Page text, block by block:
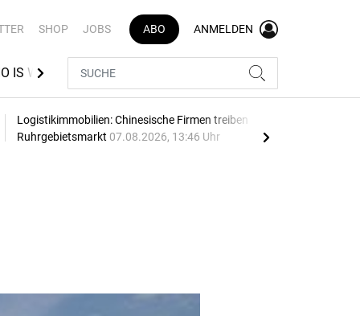
SHOP JOBS ABO ANMELDEN
IS WHO LOGISTIK BEST AZUBI
Logistikimmobilien: Chinesische Firmen treiben
Ruhrgebietsmarkt 07.08.2026, 13:46 Uhr